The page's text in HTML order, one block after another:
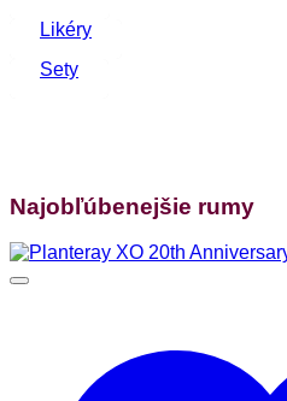
Likéry
Sety
Najobľúbenejšie rumy